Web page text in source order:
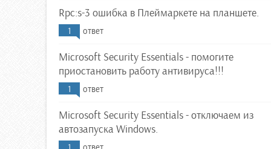
Rpc:s-3 ошибка в Плеймаркете на планшете.
1 ответ
Microsoft Security Essentials - помогите
приостановить работу антивируса!!!
1 ответ
Microsoft Security Essentials - отключаем из
автозапуска Windows.